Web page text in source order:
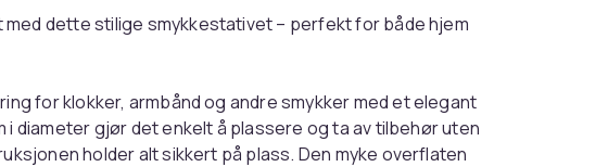
dette stilige smykkestativet – perfekt for både hjem
for klokker, armbånd og andre smykker med et elegant
i diameter gjør det enkelt å plassere og ta av tilbehør uten
holder alt sikkert på plass. Den myke overflaten